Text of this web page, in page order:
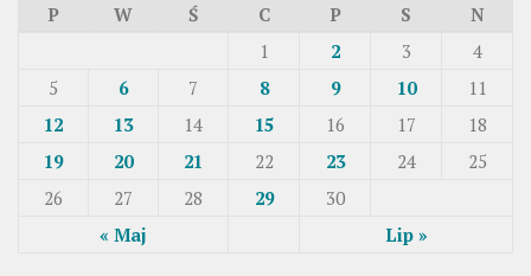
P
W Ś C P S N
« Maj Lip »
1 2 3
4
5
6 7 8 9 10
11
12
13 14 15 16 17
18
19
20 21 22 23 24
25
26
27 28 29 30